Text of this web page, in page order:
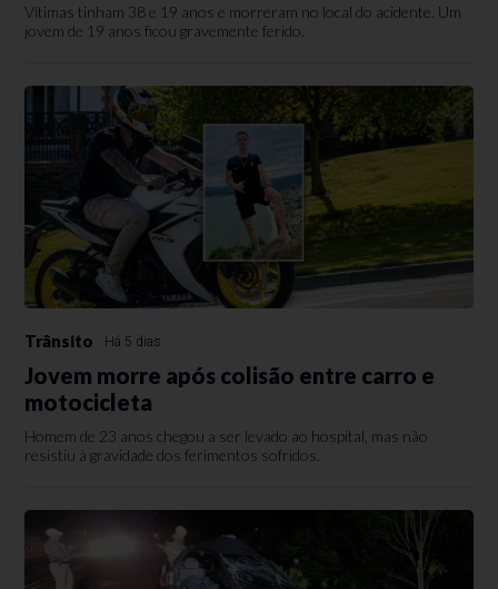
Vítimas tinham 38 e 19 anos e morreram no local do acidente. Um
jovem de 19 anos ficou gravemente ferido.
Trânsito Há 5 dias
Jovem morre após colisão entre carro e
motocicleta
Homem de 23 anos chegou a ser levado ao hospital, mas não
resistiu à gravidade dos ferimentos sofridos.